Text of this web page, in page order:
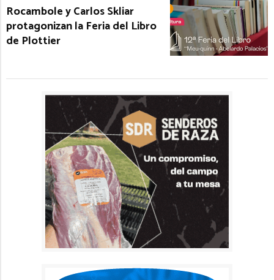
Rocambole y Carlos Skliar
protagonizan la Feria del Libro
de Plottier